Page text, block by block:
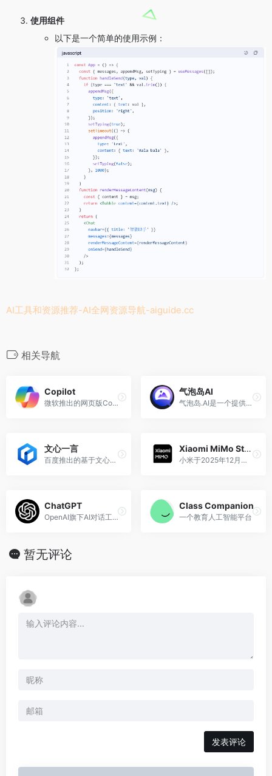
使用组件
以下是一个简单的使用示例：
AI工具和资源推荐-AI全网资源导航-aiguide.cc
相关导航
Copilot
微软推出的网页版Copilot助手
气泡岛AI
气泡岛.AI是一个提供沉浸式角色互动体验的平台，让用户通过与丰富多彩的虚拟人物交流，探索多样的情感故事和生活场景。
文心一言
百度推出的基于文心大模型的AI对话互动工具
Xiaomi MiMo Studio
小米于2025年12月推出的在线AI聊天服务平台
ChatGPT
OpenAI旗下AI对话工具
Class Companion
一个教育人工智能平台
暂无评论
发表评论